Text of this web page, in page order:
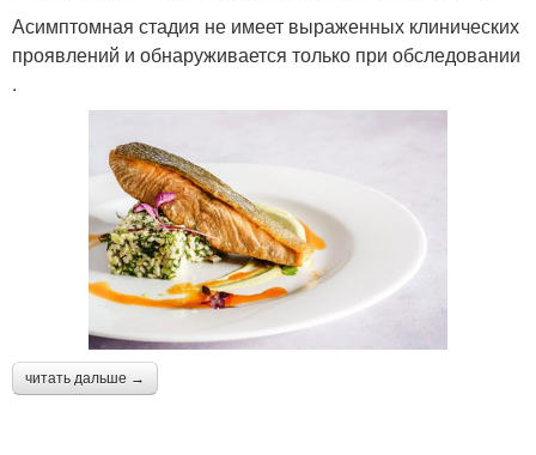
Асимптомная стадия не имеет выраженных клинических
проявлений и обнаруживается только при обследовании
.
читать дальше →